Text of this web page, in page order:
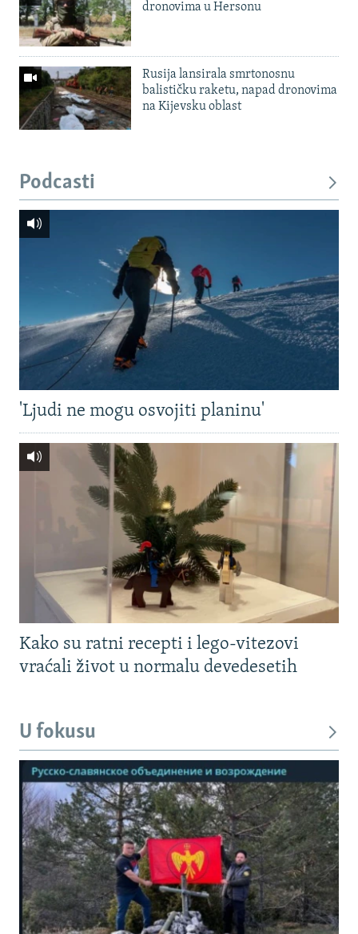
dronovima u Hersonu
Rusija lansirala smrtonosnu
balističku raketu, napad dronovima
na Kijevsku oblast
Podcasti
'Ljudi ne mogu osvojiti planinu'
Kako su ratni recepti i lego-vitezovi
vraćali život u normalu devedesetih
U fokusu